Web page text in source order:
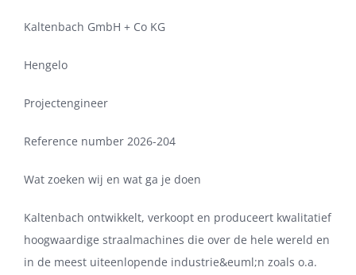
Kaltenbach GmbH + Co KG
Hengelo
Projectengineer
Reference number 2026-204
Wat zoeken wij en wat ga je doen
Kaltenbach ontwikkelt, verkoopt en produceert kwalitatief
hoogwaardige straalmachines die over de hele wereld en
in de meest uiteenlopende industrie&euml;n zoals o.a.